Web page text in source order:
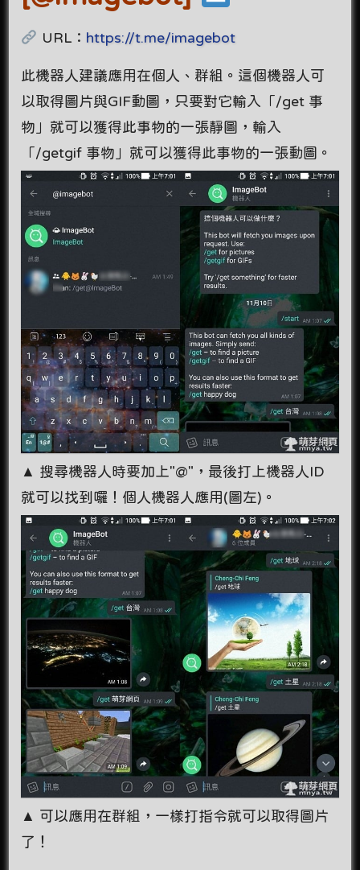
URL： https://t.me/imagebot
此機器人建議應用在個人、群組。這個機器人可
以取得圖片與GIF動圖，只要對它輸入「/get 事
物」就可以獲得此事物的一張靜圖，輸入
「/getgif 事物」就可以獲得此事物的一張動圖。
▲ 搜尋機器人時要加上"@"，最後打上機器人ID
就可以找到囉！個人機器人應用(圖左)。
▲ 可以應用在群組，一樣打指令就可以取得圖片
了！